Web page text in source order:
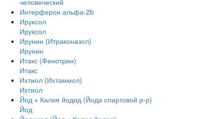
человеческий
Интерферон альфа-2b
Ируксол
Ируксол
Ирунин (Итраконазол)
Ирунин
Итакс (Фенотрин)
Итакс
Ихтиол (Ихтаммол)
Ихтиол
Йод + Калия йодид (Йода спиртовой р-р)
Йод